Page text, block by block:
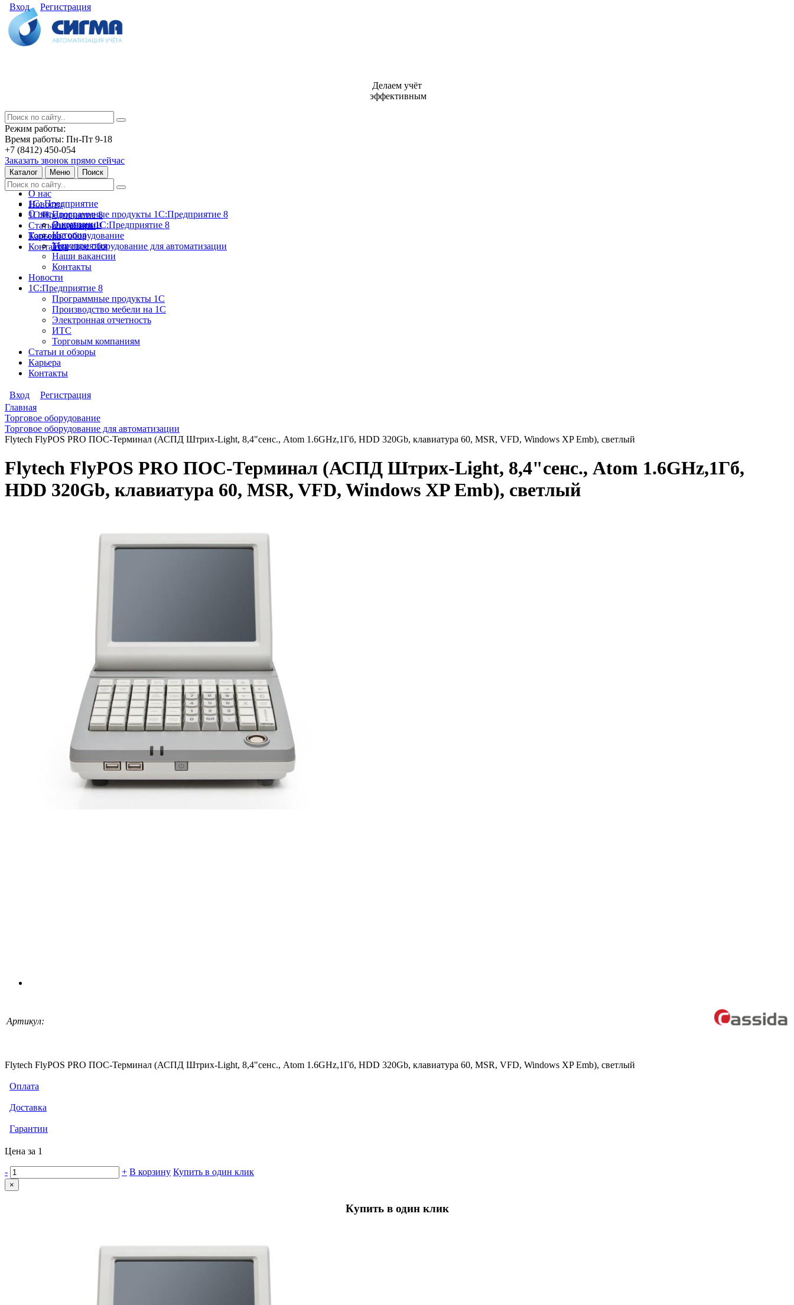
Вход Регистрация
Делаем учёт
эффективным
Режим работы:
Время работы: Пн-Пт 9-18
+7 (8412) 450-054
Заказать звонок прямо сейчас
Каталог Меню Поиск
О нас
Новости
1С:Предприятие 8
Статьи и обзоры
Карьера
Контакты
1С: Предприятие
Программные продукты 1С:Предприятие 8
Лицензии 1С:Предприятие 8
Торговое оборудование
Торговое оборудование для автоматизации
О нас
О компании
История
Мероприятия
Наши вакансии
Контакты
Новости
1С:Предприятие 8
Программные продукты 1С
Производство мебели на 1С
Электронная отчетность
ИТС
Торговым компаниям
Статьи и обзоры
Карьера
Контакты
Вход
Регистрация
Главная
Торговое оборудование
Торговое оборудование для автоматизации
Flytech FlyPOS PRO ПОС-Терминал (АСПД Штрих-Light, 8,4"сенс., Atom 1.6GHz,1Гб, HDD 320Gb, клавиатура 60, MSR, VFD, Windows XP Emb), светлый
Flytech FlyPOS PRO ПОС-Терминал (АСПД Штрих-Light, 8,4"сенс., Atom 1.6GHz,1Гб,
HDD 320Gb, клавиатура 60, MSR, VFD, Windows XP Emb), светлый
Артикул:
Flytech FlyPOS PRO ПОС-Терминал (АСПД Штрих-Light, 8,4"сенс., Atom 1.6GHz,1Гб, HDD 320Gb, клавиатура 60, MSR, VFD, Windows XP Emb), светлый
Оплата
Доставка
Гарантии
Цена за 1
- + В корзину Купить в один клик
×
Купить в один клик